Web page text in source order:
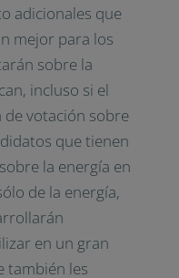
adicionales que
mejor para los
sobre la
incluso si el
de votación sobre
que tienen
la energía en
de la energía,
en un gran
también les